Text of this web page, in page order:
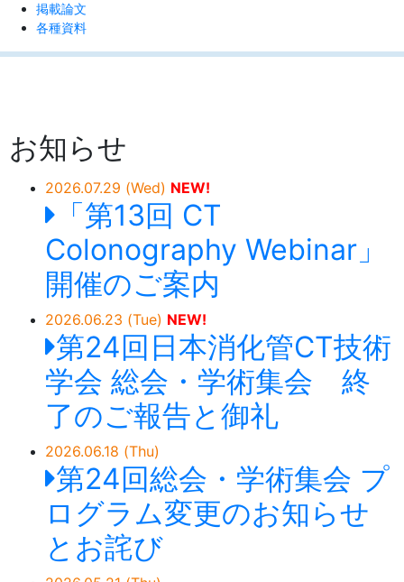
掲載論文
各種資料
お知らせ
2026.07.29 (Wed)
「第13回 CT
Colonography Webinar」
開催のご案内
2026.06.23 (Tue)
第24回日本消化管CT技術
学会 総会・学術集会 終
了のご報告と御礼
2026.06.18 (Thu)
第24回総会・学術集会 プ
ログラム変更のお知らせ
とお詫び